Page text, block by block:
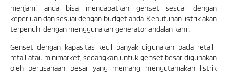
menjami anda bisa mendapatkan genset sesuai dengan
keperluan dan sesuai dengan budget anda. Kebutuhan listrik akan
terpenuhi dengan menggunakan generator andalan kami.
Genset dengan kapasitas kecil banyak digunakan pada retail-
retail atau minimarket, sedangkan untuk genset besar digunakan
oleh perusahaan besar yang memang mengutamakan listrik